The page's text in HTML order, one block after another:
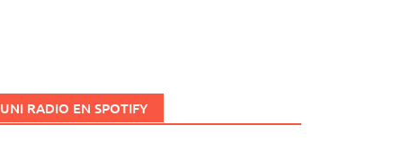
UNI RADIO EN SPOTIFY